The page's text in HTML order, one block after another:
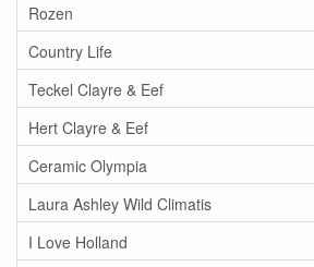
Rozen
Country Life
Teckel Clayre & Eef
Hert Clayre & Eef
Ceramic Olympia
Laura Ashley Wild Climatis
I Love Holland